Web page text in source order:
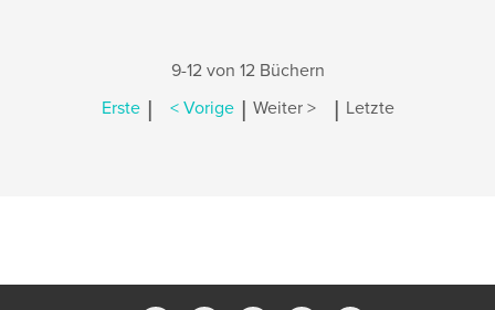
9-12 von 12 Büchern
Erste | < Vorige | Weiter > | Letzte